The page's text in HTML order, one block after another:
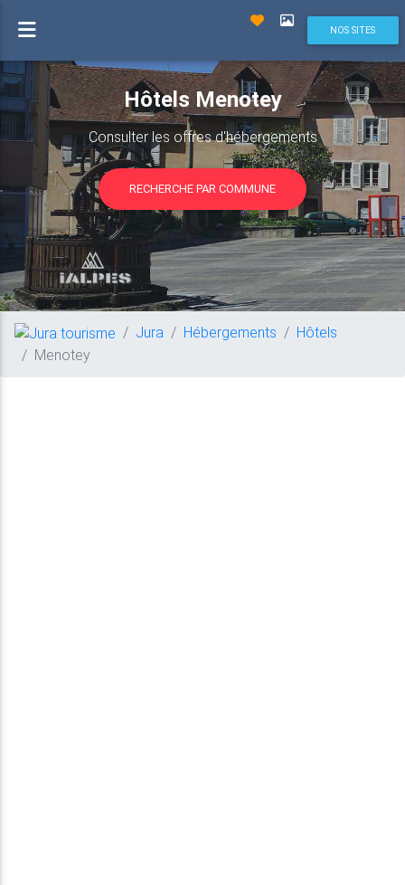
NOS SITES
Hôtels Menotey
Consulter les offres d'hébergements
RECHERCHE PAR COMMUNE
Jura Hébergements
Hôtels
Menotey